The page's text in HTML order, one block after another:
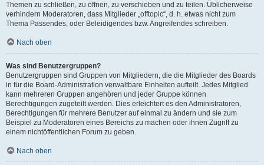
Themen zu schließen, zu öffnen, zu verschieben und zu teilen. Üblicherweise
verhindern Moderatoren, dass Mitglieder „offtopic“, d. h. etwas nicht zum
Thema Passendes, oder Beleidigendes bzw. Angreifendes schreiben.
Nach oben
Was sind Benutzergruppen?
Benutzergruppen sind Gruppen von Mitgliedern, die die Mitglieder des Boards
in für die Board-Administration verwaltbare Einheiten aufteilt. Jedes Mitglied
kann mehreren Gruppen angehören und jeder Gruppe können
Berechtigungen zugeteilt werden. Dies erleichtert es den Administratoren,
Berechtigungen für mehrere Benutzer auf einmal zu ändern und sie zum
Beispiel zu Moderatoren eines Bereichs zu machen oder ihnen Zugriff zu
einem nichtöffentlichen Forum zu geben.
Nach oben